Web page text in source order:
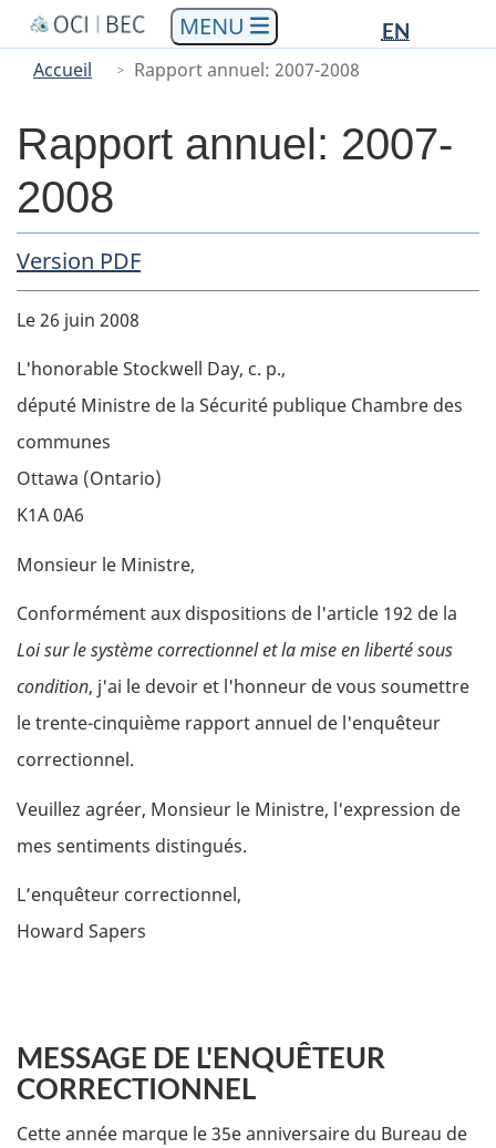
Aller
au
contenu
Skip
to
"About
Passer
à
la
HTML
simplifiée
Menu
EN
You
here
Accueil Rapport annuel: 2007-2008
Rapport annuel: 2007-
2008
PDF Copy
Version PDF
Body
Le 26 juin 2008
L'honorable Stockwell Day, c. p.,
député Ministre de la Sécurité publique Chambre des
communes
Ottawa (Ontario)
K1A 0A6
Monsieur le Ministre,
Conformément aux dispositions de l'article 192 de la
Loi sur le système correctionnel et la mise en liberté sous
condition, j'ai le devoir et l'honneur de vous soumettre
le trente-cinquième rapport annuel de l'enquêteur
correctionnel.
Veuillez agréer, Monsieur le Ministre, l'expression de
mes sentiments distingués.
L’enquêteur correctionnel,
Howard Sapers
MESSAGE DE L'ENQUÊTEUR
CORRECTIONNEL
Cette année marque le 35e anniversaire du Bureau de